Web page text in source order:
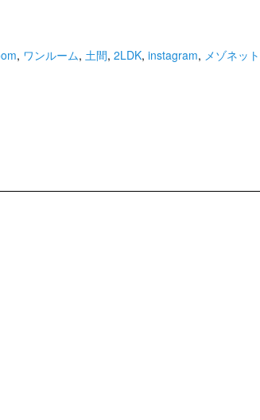
, ワンルーム, 土間, 2LDK, instagram, メゾネット